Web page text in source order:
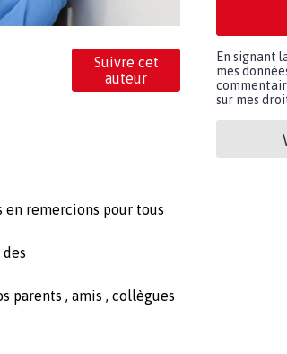
Suivre cet
auteur
remercions pour tous
parents , amis , collègues
En signant
mes
sur mes